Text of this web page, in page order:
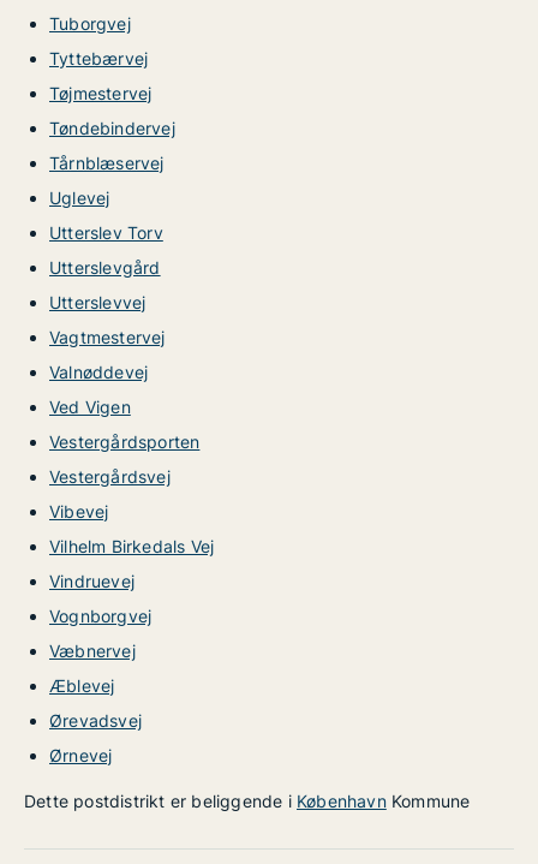
Tuborgvej
Tyttebærvej
Tøjmestervej
Tøndebindervej
Tårnblæservej
Uglevej
Utterslev Torv
Utterslevgård
Utterslevvej
Vagtmestervej
Valnøddevej
Ved Vigen
Vestergårdsporten
Vestergårdsvej
Vibevej
Vilhelm Birkedals Vej
Vindruevej
Vognborgvej
Væbnervej
Æblevej
Ørevadsvej
Ørnevej
Dette postdistrikt er beliggende i KøbenhavnKommune